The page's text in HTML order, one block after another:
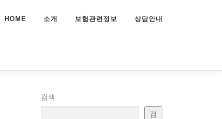
HOME 소개 보험관련정보 상담안내
검색
검